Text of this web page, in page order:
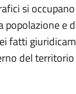
si
popolazione e
fatti
del territorio